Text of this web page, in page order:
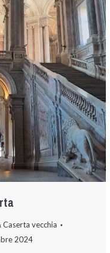
vecchia
2024